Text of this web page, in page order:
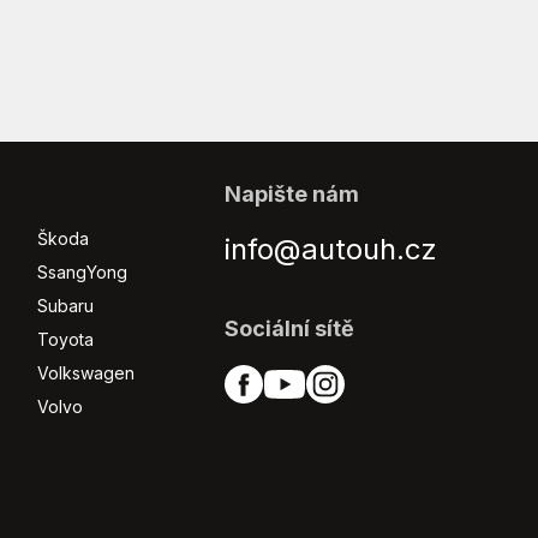
Škoda
SsangYong
Subaru
Toyota
Volkswagen
Volvo
Napište nám
info@autouh.cz
Sociální sítě